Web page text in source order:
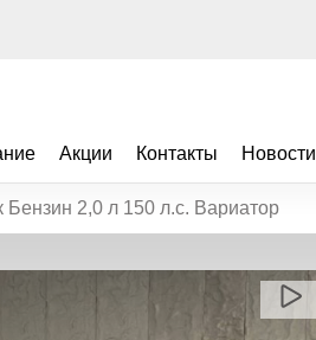
Акции Контакты Новости
2,0 л 150 л.с. Вариатор